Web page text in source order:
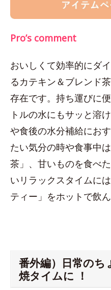
Pro’s comment
おいしくて効率的にダ
るカテキン＆ブレンド
存在です。持ち運びに
トルの水にもサッと溶
や食後の水分補給にお
たい気分の時や食事中
茶」、甘いものを食べ
いリラックスタイムに
ティー」をホットで飲ん
番外編）日常の
焼タイムに ！